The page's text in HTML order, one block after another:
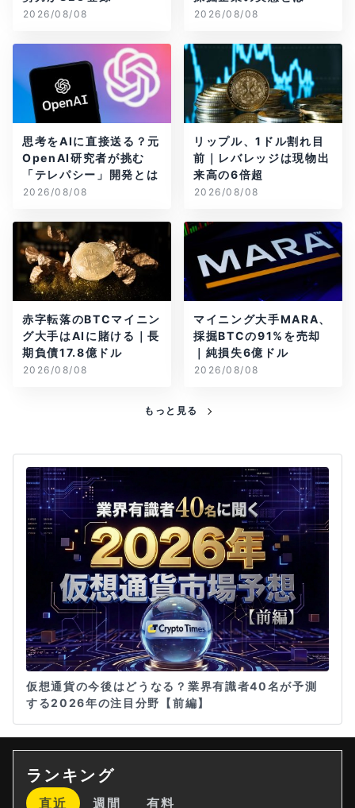
2026/08/08 2026/08/08
思考をAIに直接送る？元
OpenAI研究者が挑む
「テレパシー」開発とは
2026/08/08
リップル、1ドル割れ目
前｜レバレッジは現物出
来高の6倍超
2026/08/08
赤字転落のBTCマイニン
グ大手はAIに賭ける｜長
期負債17.8億ドル
2026/08/08
マイニング大手MARA、
採掘BTCの91%を売却
｜純損失6億ドル
2026/08/08
もっと見る
仮想通貨の今後はどうなる？業界有識者40名が予測
する2026年の注目分野【前編】
ランキング
直近 週間 有料